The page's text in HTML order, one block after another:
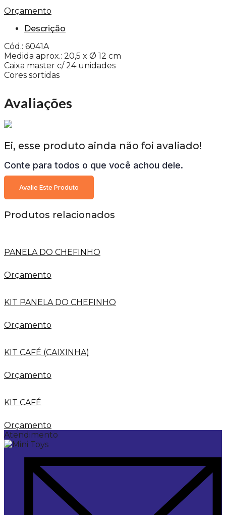
Orçamento
Descrição
Cód.: 6041A
Medida aprox.: 20,5 x Ø 12 cm
Caixa master c/ 24 unidades
Cores sortidas
Avaliações
Ei, esse produto ainda não foi avaliado!
Conte para todos o que você achou dele.
Avalie Este Produto
Produtos relacionados
PANELA DO CHEFINHO
Orçamento
KIT PANELA DO CHEFINHO
Orçamento
KIT CAFÉ (CAIXINHA)
Orçamento
KIT CAFÉ
Orçamento
Atendimento